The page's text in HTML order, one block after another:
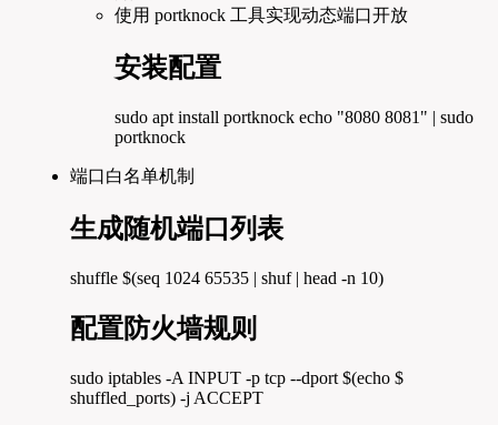
使用 portknock 工具实现动态端口开放
安装配置
sudo apt install portknock echo "8080 8081" | sudo
portknock
端口白名单机制
生成随机端口列表
shuffle $(seq 1024 65535 | shuf | head -n 10)
配置防火墙规则
sudo iptables -A INPUT -p tcp --dport $(echo $
shuffled_ports) -j ACCEPT